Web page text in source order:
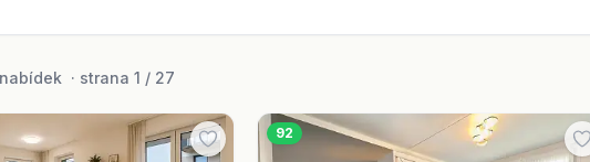
nabídek · strana 1 / 27
92